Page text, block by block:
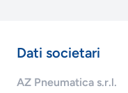
Dati societari
AZ Pneumatica s.r.l.